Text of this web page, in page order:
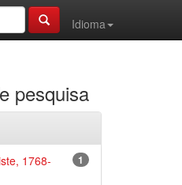
Idioma
pesquisa
1
1768-